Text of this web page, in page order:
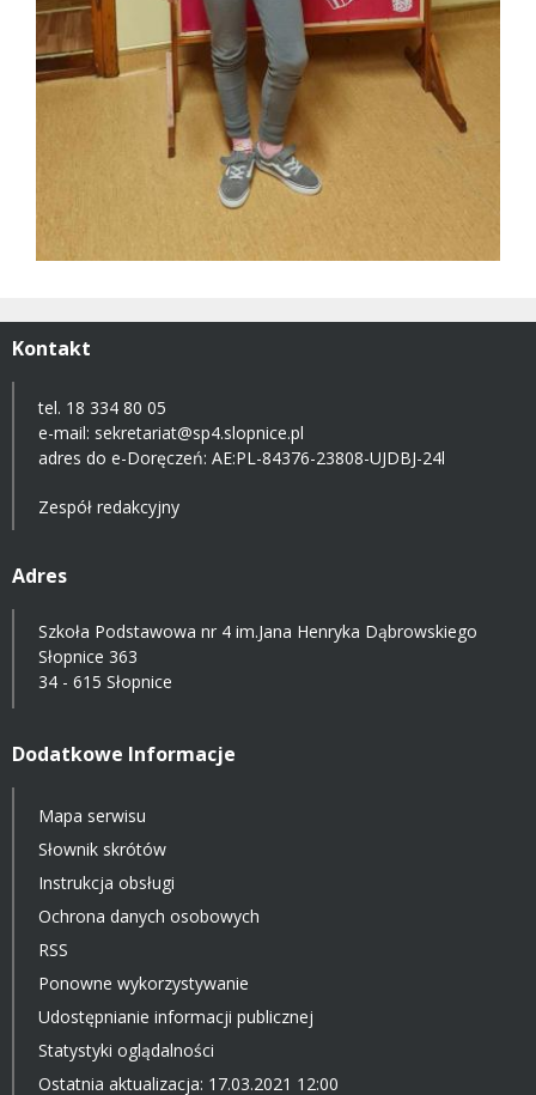
Kontakt
tel. 18 334 80 05
e-mail: sekretariat@sp4.slopnice.pl
adres do e-Doręczeń: AE:PL-84376-23808-UJDBJ-24l
Zespół redakcyjny
Adres
Szkoła Podstawowa nr 4 im.Jana Henryka Dąbrowskiego
Słopnice 363
34 - 615 Słopnice
Dodatkowe Informacje
Mapa serwisu
Słownik skrótów
Instrukcja obsługi
Ochrona danych osobowych
RSS
Ponowne wykorzystywanie
Udostępnianie informacji publicznej
Statystyki oglądalności
Ostatnia aktualizacja: 17.03.2021 12:00